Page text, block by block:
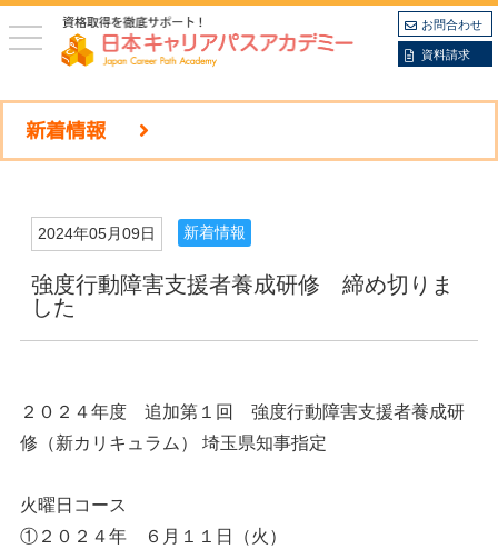
toggle
navigation
お問合わせ
資料請求
新着情報
2024年05月09日 新着情報
強度行動障害支援者養成研修 締め切りま
した
２０２４年度 追加第１回 強度行動障害支援者養成研
修（新カリキュラム） 埼玉県知事指定
火曜日コース
①２０２４年 ６月１１日（火）